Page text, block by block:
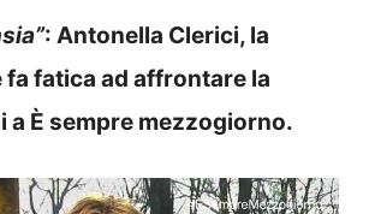
: Antonella Clerici, la
fatica ad affrontare la
a È sempre mezzogiorno.